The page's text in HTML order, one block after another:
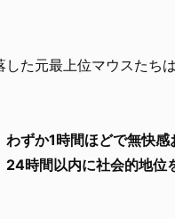
た元最上位マウスたち
ずか1時間ほどで無快
時間以内に社会的地位